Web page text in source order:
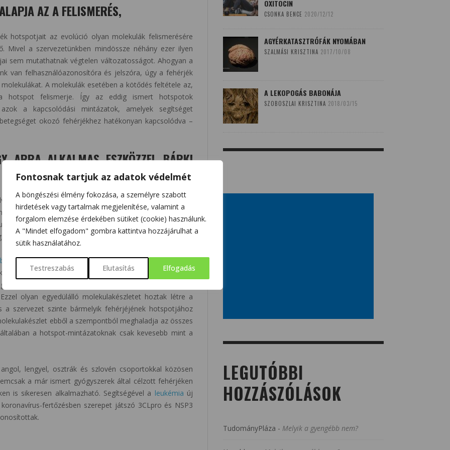
Fontosnak tartjuk az adatok védelmét
A böngészési élmény fokozása, a személyre szabott
hirdetések vagy tartalmak megjelenítése, valamint a
forgalom elemzése érdekében sütiket (cookie) használunk.
A "Mindet elfogadom" gombra kattintva hozzájárulhat a
sütik használatához.
Testreszabás Elutasítás Elfogadás
AZ A FELISMERÉS,
hotspotjait az evolúció olyan molekulák felismerésére
a szervezetünkben mindössze néhány ezer ilyen
sem mutathatnak végtelen változatosságot. Ahogyan a
van felhasználóazonosítóra és jelszóra, úgy a fehérjék
A molekulák esetében a kötődés feltétele az,
hotspot felismerje. Így az eddig ismert hotspotok
a kapcsolódási mintázatok, amelyek segítséget
okozó fehérjékhez hatékonyan kapcsolódva –
ARRA ALKALMAS ESZKÖZZEL BÁRKI
sokféle molekula kapcsolódhat. Azonban csak kevés
A SpotXplorer technológia a kódolt kötődési
találni. Ráadásul úgy, hogy ehhez mindössze 100-nál
jelenleg alkalmazott eljárásokban gyakran több tízezer
egy továbbfejlesztésre alkalmas hatékony vegyület
beazonosítható molekulák a jelenleg ismert kötődési
olyan egyedülálló molekulakészletet hoztak létre a
szervezet szinte bármelyik fehérjéjének hotspotjához
ebből a szempontból meghaladja az összes
a hotspot-mintázatoknak csak kevesebb mint a
lengyel, osztrák és szlovén csoportokkal közösen
a már ismert gyógyszerek által célzott fehérjéken
is sikeresen alkalmazható. Segítségével a leukémia új
fertőzésben szerepet játszó 3CLpro és NSP3
OXITOCIN
CSONKA BENCE 2020/12/12
AGYÉRKATASZTRÓFÁK NYOMÁBAN
SZALMÁSI KRISZTINA 2017/10/08
A LEKOPOGÁS BABONÁJA
SZOBOSZLAI KRISZTINA 2018/03/15
LEGUTÓBBI
HOZZÁSZÓLÁSOK
TudományPláza - Melyik a gyengébb nem?